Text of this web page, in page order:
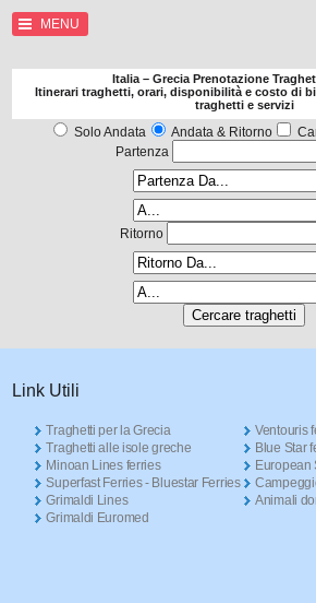
MENU
Italia – Grecia Prenotazione
Itinerari traghetti, orari, disponibilità e costo di
traghetti e servizi
Solo Andata Andata & Ritorno
Partenza
Ritorno
Link Utili
Traghetti per la Grecia
Traghetti alle isole greche
Minoan Lines ferries
Superfast Ferries - Bluestar Ferries
Grimaldi Lines
Grimaldi Euromed
Ventouris
Blue Star
European
Animali